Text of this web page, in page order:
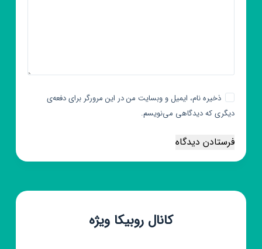
ذخیره نام، ایمیل و وبسایت من در این مرورگر برای دفعه‌ی
دیگری که دیدگاهی می‌نویسم.
فرستادن دیدگاه
کانال روبیکا ویژه